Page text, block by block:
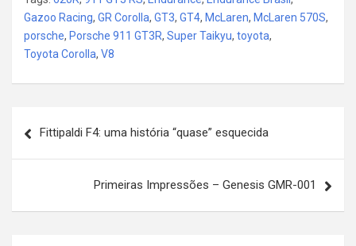
Gazoo Racing, GR Corolla, GT3, GT4, McLaren, McLaren 570S,
porsche, Porsche 911 GT3R, Super Taikyu, toyota,
Toyota Corolla, V8
navigation
Fittipaldi F4: uma história “quase” esquecida
Primeiras Impressões – Genesis GMR-001